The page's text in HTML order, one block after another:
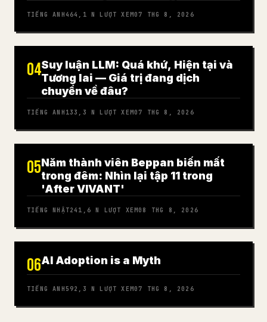
TIẾNG ANH464,1 N LƯỢT XEM07 THG 8, 2026
04Suy luận LLM: Quá khứ, Hiện tại và
Tương lai — Giá trị đang dịch
chuyển về đâu?
TIẾNG ANH 133,3 N LƯỢT XEM07 THG 8, 2026
05Năm thành viên Beppan biến mất
trong đêm: Nhìn lại tập 11 trong
'After VIVANT'
TIẾNG NHẬT241,6 N LƯỢT XEM08 THG 8, 2026
06AI Adoption is a Myth
TIẾNG ANH592,3 N LƯỢT XEM07 THG 8, 2026